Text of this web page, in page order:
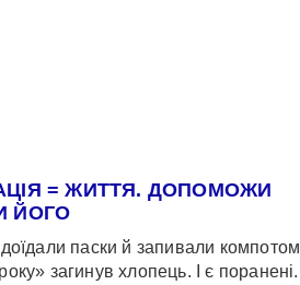
= ЖИТТЯ. ДОПОМОЖИ
ЙОГО
паски й запивали компотом
загинув хлопець. І є поранені.